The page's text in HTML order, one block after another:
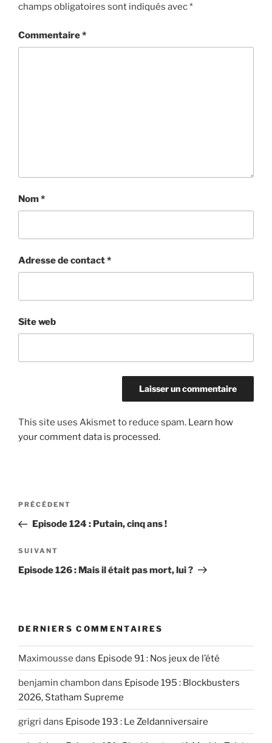
champs obligatoires sont indiqués avec*
Commentaire*
Nom*
Adresse de contact*
Site web
This site uses Akismet to reduce spam. Learn how
your comment data is processed.
Post
Article
précédent
PRÉCÉDENT
Episode 124 : Putain, cinq ans !
Article
suivant
SUIVANT
Episode 126 : Mais il était pas mort, lui ?
DERNIERS COMMENTAIRES
Maximousse dans Episode 91 : Nos jeux de l’été
benjamin chambon dans Episode 195 : Blockbusters
2026, Statham Supreme
grigri dans Episode 193 : Le Zeldanniversaire